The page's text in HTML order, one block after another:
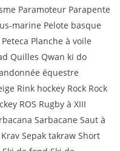
Paramoteur Parapente
marine Pelote basque
Planche à voile
Quilles Qwan ki do
équestre
Rink hockey Rock Rock
ROS Rugby à XIII
Sarbacane Saut à
Sepak takraw Short